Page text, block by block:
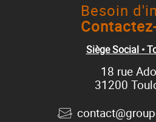
Besoin
Siège Social •
18 rue
31200